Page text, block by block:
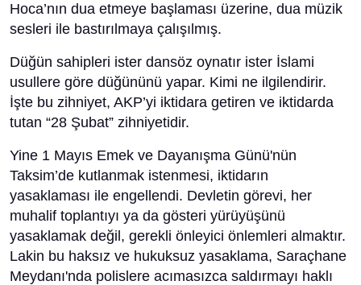
Hoca’nın dua etmeye başlaması üzerine, dua müzik
sesleri ile bastırılmaya çalışılmış.
Düğün sahipleri ister dansöz oynatır ister İslami
usullere göre düğününü yapar. Kimi ne ilgilendirir.
İşte bu zihniyet, AKP’yi iktidara getiren ve iktidarda
tutan “28 Şubat” zihniyetidir.
Yine 1 Mayıs Emek ve Dayanışma Günü'nün
Taksim’de kutlanmak istenmesi, iktidarın
yasaklaması ile engellendi. Devletin görevi, her
muhalif toplantıyı ya da gösteri yürüyüşünü
yasaklamak değil, gerekli önleyici önlemleri almaktır.
Lakin bu haksız ve hukuksuz yasaklama, Saraçhane
Meydanı'nda polislere acımasızca saldırmayı haklı